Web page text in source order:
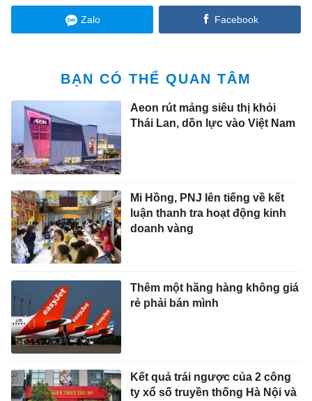
Zalo Facebook
BẠN CÓ THỂ QUAN TÂM
Aeon rút mảng siêu thị khỏi
Thái Lan, dồn lực vào Việt Nam
Mi Hồng, PNJ lên tiếng về kết
luận thanh tra hoạt động kinh
doanh vàng
Thêm một hãng hàng không giá
rẻ phải bán mình
Kết quả trái ngược của 2 công
ty xổ số truyền thống Hà Nội và